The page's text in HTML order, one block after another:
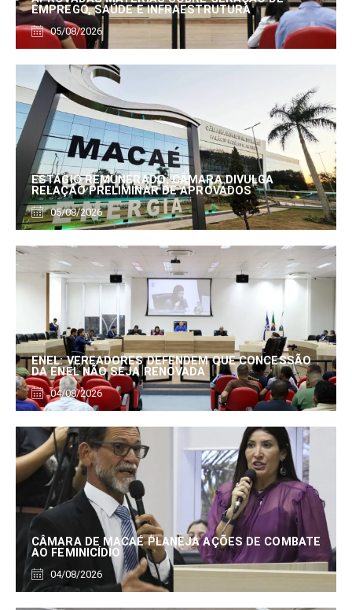
EMPREGO, SAÚDE E INFRAESTRUTURA
05/08/2026
ESTÁGIO REMUNERADO: CÂMARA DIVULGA
RELAÇÃO PRELIMINAR DE APROVADOS
05/08/2026
ENEL: VEREADORES DEFENDEM QUE CONCESSÃO
DA ENEL NÃO SEJA RENOVADA
04/08/2026
CÂMARA DE MACAÉ PLANEJA AÇÕES DE COMBATE
AO FEMINICÍDIO
04/08/2026